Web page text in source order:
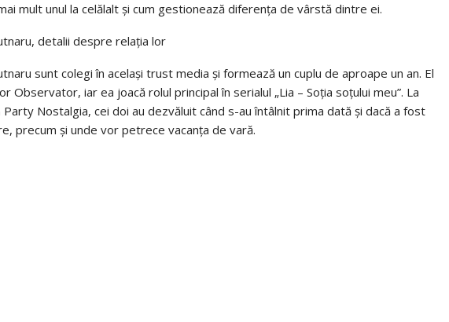
mult unul la celălalt și cum gestionează diferența de vârstă dintre ei.
detalii despre relația lor
sunt colegi în același trust media și formează un cuplu de aproape un an. El
iar ea joacă rolul principal în serialul „Lia – Soția soțului meu”. La
Nostalgia, cei doi au dezvăluit când s-au întâlnit prima dată și dacă a fost
precum și unde vor petrece vacanța de vară.